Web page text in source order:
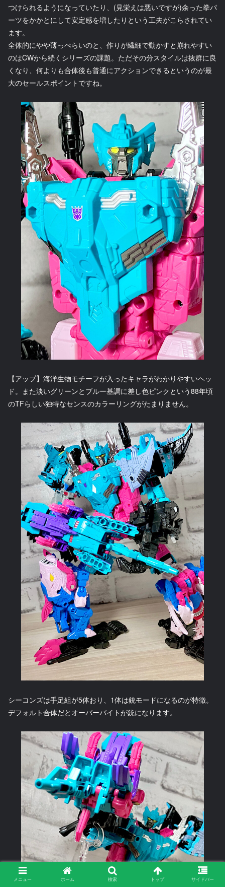
つけられるようになっていたり、(見栄えは悪いですが)余った拳パ
ーツをかかとにして安定感を増したりという工夫がこらされてい
ます。
全体的にやや薄っぺらいのと、作りが繊細で動かすと崩れやすい
のはCWから続くシリーズの課題。ただその分スタイルは抜群に良
くなり、何よりも合体後も普通にアクションできるというのが最
大のセールスポイントですね。
【アップ】海洋生物モチーフが入ったキャラがわかりやすいヘッ
ド。また淡いグリーンとブルー基調に差し色ピンクという88年頃
のTFらしい独特なセンスのカラーリングがたまりません。
シーコンズは手足組が5体おり、1体は銃モードになるのが特徴。
デフォルト合体だとオーバーバイトが銃になります。
メニュー ホーム 検索 トップ サイドバー